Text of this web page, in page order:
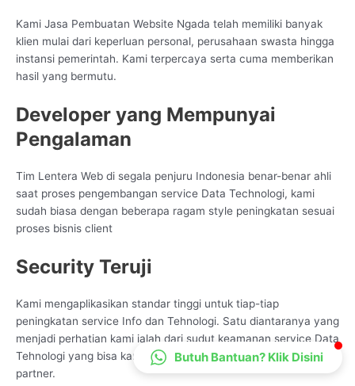
Kami Jasa Pembuatan Website Ngada telah memiliki banyak
klien mulai dari keperluan personal, perusahaan swasta hingga
instansi pemerintah. Kami terpercaya serta cuma memberikan
hasil yang bermutu.
Developer yang Mempunyai
Pengalaman
Tim Lentera Web di segala penjuru Indonesia benar-benar ahli
saat proses pengembangan service Data Technologi, kami
sudah biasa dengan beberapa ragam style peningkatan sesuai
proses bisnis client
Security Teruji
Kami mengaplikasikan standar tinggi untuk tiap-tiap
peningkatan service Info dan Tehnologi. Satu diantaranya yang
menjadi perhatian kami ialah dari sudut keamanan service Data
Tehnologi yang bisa kami samakan dengan kepentingan
partner.
CS Lenteraweb
Butuh Bantuan? Klik Disini